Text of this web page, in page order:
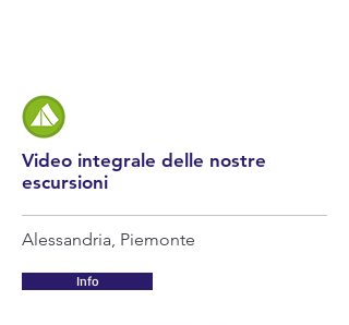
Video integrale delle nostre
escursioni
Alessandria, Piemonte
Info